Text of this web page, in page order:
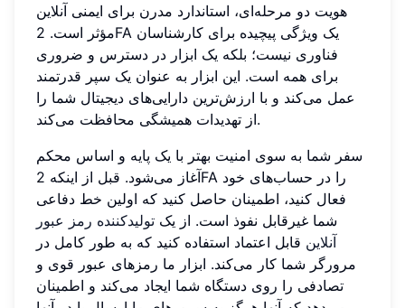
هویت دو مرحله‌ای، استاندارد مدرن برای ایمنی آنلاین
مؤثر است. 2FA یک ویژگی پیچیده برای کارشناسان
فناوری نیست؛ بلکه یک ابزار در دسترس و ضروری
برای همه است. این ابزار به عنوان یک سپر قدرتمند
عمل می‌کند و با ارزش‌ترین دارایی‌های دیجیتال شما را
از تهدیدات همیشگی محافظت می‌کند.
سفر شما به سوی امنیت بهتر با یک پایه و اساس محکم
آغاز می‌شود. قبل از اینکه 2FA را در حساب‌های خود
فعال کنید، اطمینان حاصل کنید که اولین خط دفاعی
شما غیرقابل نفوذ است. از یک تولیدکننده رمز عبور
آنلاین قابل اعتماد استفاده کنید که به طور کامل در
مرورگر شما کار می‌کند. ابزار ما رمزهای عبور قوی و
تصادفی را روی دستگاه شما ایجاد می‌کند و اطمینان